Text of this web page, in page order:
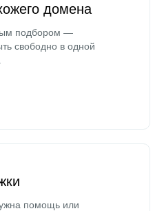
домена
подбором —
свободно в одной
помощь или